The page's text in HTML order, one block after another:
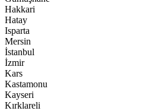
Hakkari
Hatay
Isparta
Mersin
İstanbul
İzmir
Kars
Kastamonu
Kayseri
Kırklareli